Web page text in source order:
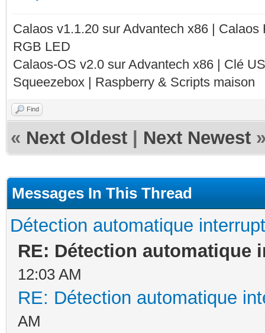
Calaos v1.1.20 sur Advantech x86 |
RGB LED
Calaos-OS v2.0 sur Advantech x86 | Clé
Squeezebox | Raspberry & Scripts maison
Find
« Next Oldest Next Newest
Messages In This Thread
Détection automatique
RE: Détection automatique
12:03 AM
RE: Détection automatique
AM